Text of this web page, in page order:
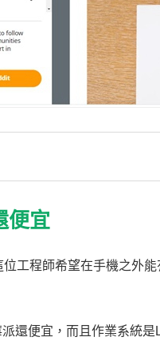
便宜
位工程師希望在手機之外
還便宜，而且作業系統